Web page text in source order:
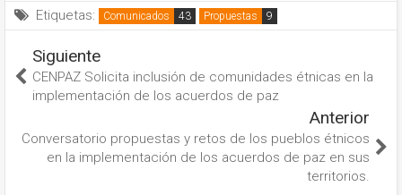
Etiquetas: Comunicados Propuestas
Siguiente
CENPAZ Solicita inclusión de comunidades étnicas en la
implementación de los acuerdos de paz
Anterior
Conversatorio propuestas y retos de los pueblos étnicos
en la implementación de los acuerdos de paz en sus
territorios.